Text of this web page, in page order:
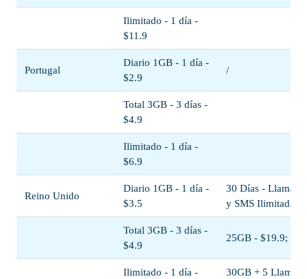
Ilimitado - 1 día -
$11.9
Portugal
Diario 1GB - 1 día -
$2.9
/
Total 3GB - 3 días -
$4.9
Ilimitado - 1 día -
$6.9
Reino Unido
Diario 1GB - 1 día -
$3.5
30 Días -
y SMS Ilimitadas
Total 3GB - 3 días -
$4.9
25GB - $19.9;
Ilimitado - 1 día -
30GB + 5